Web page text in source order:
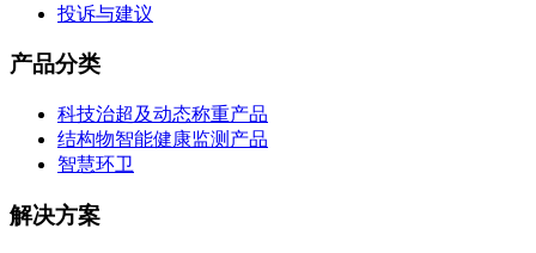
投诉与建议
产品分类
科技治超及动态称重产品
结构物智能健康监测产品
智慧环卫
解决方案